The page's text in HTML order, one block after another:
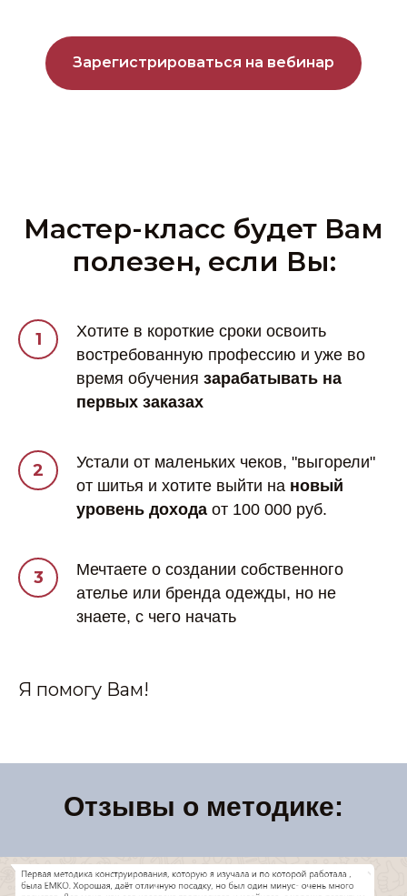
Зарегистрироваться на вебинар
Мастер-класс будет Вам
полезен, если Вы:
Хотите в короткие сроки освоить
востребованную профессию и уже во
время обучения зарабатывать на
первых заказах
Устали от маленьких чеков, "выгорели"
от шитья и хотите выйти на новый
уровень дохода от 100 000 руб.
Мечтаете о создании собственного
ателье или бренда одежды, но не
знаете, с чего начать
Я помогу Вам!
Отзывы о методике: